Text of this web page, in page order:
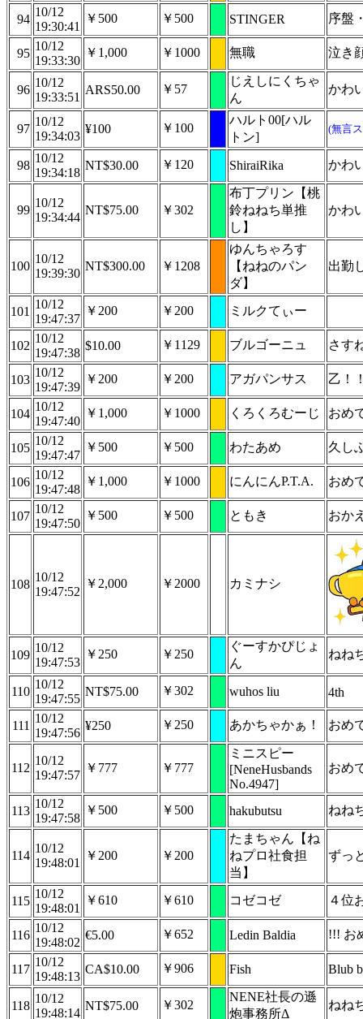
94
10/12
19:30:41
￥500 ￥500 STINGER 序盤
95
10/12
19:33:30
￥1,000 ￥1000 無職 泣き
96
10/12
19:33:51
ARS50.00 ￥57
じえしにくちゃ
ん
かわ
97
10/12
19:34:03
¥100 ￥100
ハルト00[ハル
トン]
(無言
98
10/12
19:34:18
NT$30.00 ￥120 ShiraiRika かわ
99
10/12
19:34:44
NT$75.00 ￥302
布丁プリン【桃
鈴ねねち単推
し】
かわ
100
10/12
19:39:30
NT$300.00 ￥1208
ゆんちゃろす
【ねねのパン
ダ】
出勤
101
10/12
19:47:37
￥200 ￥200 ミルクてぃー
102
10/12
19:47:38
$10.00 ￥1129 ブルゴーニュ さす
103
10/12
19:47:39
￥200 ￥200 アガパンサス 乙！
104
10/12
19:47:40
￥1,000 ￥1000 くろくろむーじ おめ
105
10/12
19:47:47
￥500 ￥500 わたあめ 久し
106
10/12
19:47:48
￥1,000 ￥1000 にんにんP.T.A. おめ
107
10/12
19:47:50
￥500 ￥500 ともき おか
108
10/12
19:47:52
￥2,000 ￥2000 カミナシ
109
10/12
19:47:53
￥250 ￥250
ぐーすかぴじょ
ん
ねね
110
10/12
19:47:55
NT$75.00 ￥302 wuhos liu 4th
111
10/12
19:47:56
¥250 ￥250 あかちゃかぁ！ おめ
112
10/12
19:47:57
￥777 ￥777
ミニスピー
[NeneHusbands
No.4947]
おめ
113
10/12
19:47:58
￥500 ￥500 hakubutsu ねね
114
10/12
19:48:01
￥200 ￥200
たまちゃん【ね
ねプロ社食担
当】
ずっ
115
10/12
19:48:01
￥610 ￥610 コゼコゼ ４位
116
10/12
19:48:02
€5.00 ￥652 Ledin Baldia !!! お
117
10/12
19:48:13
CA$10.00 ￥906 Fish Blub
118
10/12
19:48:14
NT$75.00 ￥302
NENE社長の遜
炮事務所Δ
ねね